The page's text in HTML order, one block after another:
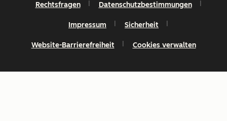
Rechtsfragen Datenschutzbestimmungen
Impressum Sicherheit
Website-Barrierefreiheit Cookies verwalten